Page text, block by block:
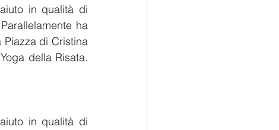
in qualità di
ha
di Cristina
della Risata.
in qualità di